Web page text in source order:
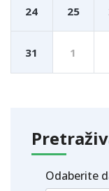
24 25
31 1
Odaberite